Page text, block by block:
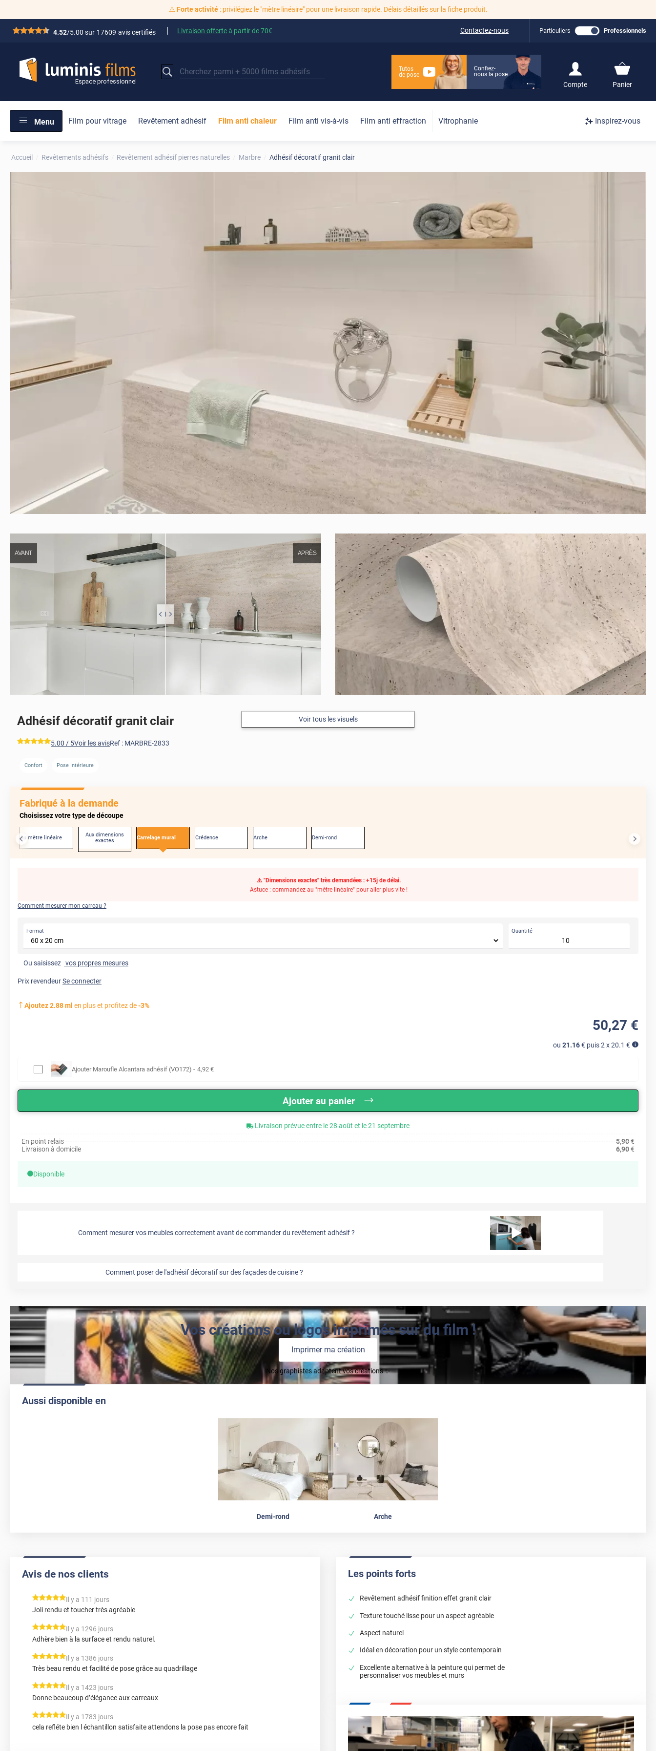
⚠️ Forte activité: privilégiez le "mètre linéaire" pour une livraison rapide. Délais détaillés sur la fiche produit.
*****4.52/5.00 sur 17609 avis certifiés Livraison offerteà partir de70€ Contactez-nous Particuliers Professionnels
Tutos
de pose
Confiez-
nous la pose
Compte
S'inscrire / Se
Panier
Menu Film pour vitrage Revêtement adhésif Film anti chaleur Film anti vis-à-vis Film anti effraction Vitrophanie Inspirez-vous
Accueil Revêtements adhésifs Revêtement adhésif pierres naturelles Marbre Adhésif décoratif granit clair
AVANT APRÈS
Voir tous les visuels
Adhésif décoratif granit clair
*****
5.00 / 5Voir les avisRef : MARBRE-2833
Confort Pose Intérieure
Fabriqué à la demande
Choisissez votre type de découpe
Au mètre linéaire
Aux dimensions
exactes
Carrelage mural Crédence Arche Demi-rond
⚠️ "Dimensions exactes" très demandées : +15j de délai.
Astuce : commandez au "mètre linéaire" pour aller plus vite !
Comment mesurer mon carreau ?
Format Quantité
Ou saisissez vos propres mesures
Prix revendeurSe connecter
Ajoutez2.88ml en plus et profitez de-3%
50,27 €
ou 21.16€ puis 2 x20.1 €
Ajouter Maroufle Alcantara adhésif (VO172) - 4,92 €
Ajouter au panier
Livraison prévue entre le 28 août et le 21 septembre
En point relais
5,90€
Livraison à domicile
6,90€
Disponible
Comment mesurer vos meubles correctement avant de commander du revêtement adhésif ?
Comment poser de l'adhésif décoratif sur des façades de cuisine ?
Vos créations ou logos imprimés sur du film !
Imprimer ma création
Nos graphistes adaptent vos créations ✨
Aussi disponible en
Demi-rond Arche
Avis de nos clients
*****
Il y a 111 jours
Joli rendu et toucher très agréable
*****
Il y a 1296 jours
Adhère bien à la surface et rendu naturel.
*****
Il y a 1386 jours
Très beau rendu et facilité de pose grâce au quadrillage
*****
Il y a 1423 jours
Donne beaucoup d’élégance aux carreaux
*****
Il y a 1783 jours
cela refléte bien l échantillon satisfaite attendons la pose pas encore fait
Les points forts
Revêtement adhésif finition effet granit clair
Texture touché lisse pour un aspect agréable
Aspect naturel
Idéal en décoration pour un style contemporain
Excellente alternative à la peinture qui permet de
personnaliser vos meubles et murs